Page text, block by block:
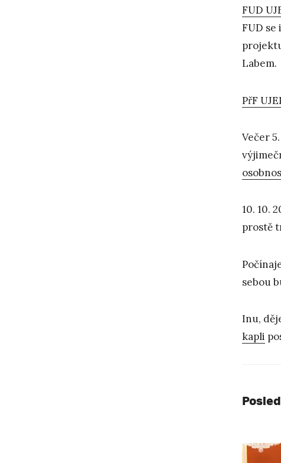
FUD
FUD se
Labem.
PřF
Večer
10. 10.
prostě
sebou
Inu,
kapli